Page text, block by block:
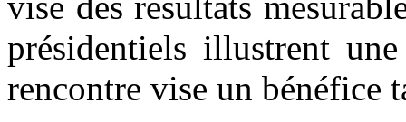
présidentiels illustrent
rencontre vise un bénéfice